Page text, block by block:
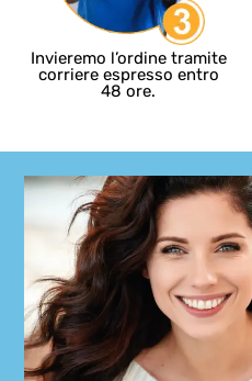
Invieremo l’ordine tramite
corriere espresso entro
48 ore.